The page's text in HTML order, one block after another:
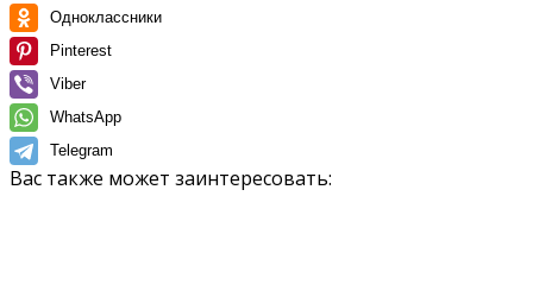
Одноклассники
Pinterest
Viber
WhatsApp
Telegram
Вас также может заинтересовать: